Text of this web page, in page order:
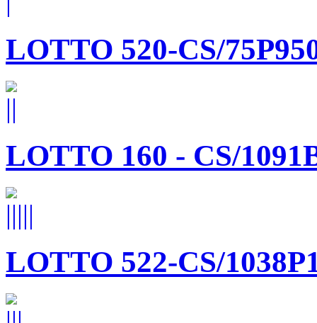
LOTTO 520-CS/
LOTTO 160 - CS/
LOTTO 522-CS/